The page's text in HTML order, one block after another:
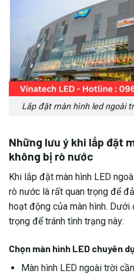
Lắp đặt màn hình led ngoài
Những lưu ý khi lắp đặt
không bị rò nước
Khi lắp đặt màn hình LED
rò nước là rất quan trọng để
hoạt động của màn hình.
trọng để tránh tình trạng này:
Chọn màn hình LED chuyên
Màn hình LED ngoài trời